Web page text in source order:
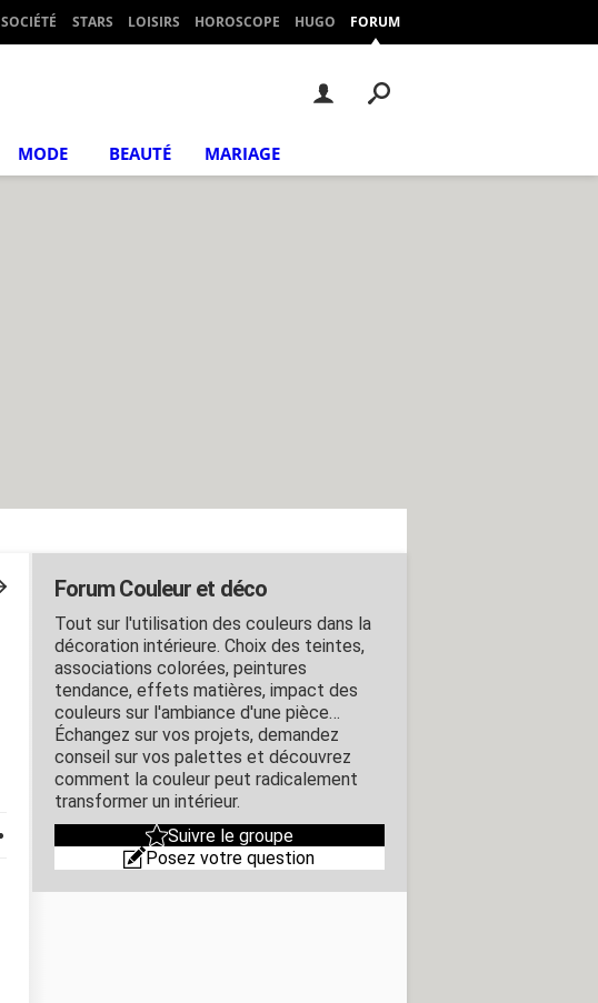
SOCIÉTÉ STARS LOISIRS HOROSCOPE HUGO FORUM
MODE BEAUTÉ MARIAGE
Forum Couleur et déco
Tout sur l'utilisation des couleurs dans la
décoration intérieure. Choix des teintes,
associations colorées, peintures
tendance, effets matières, impact des
couleurs sur l'ambiance d'une pièce…
Échangez sur vos projets, demandez
conseil sur vos palettes et découvrez
comment la couleur peut radicalement
transformer un intérieur.
Suivre le groupe
Posez votre question